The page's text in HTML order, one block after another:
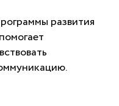
развития